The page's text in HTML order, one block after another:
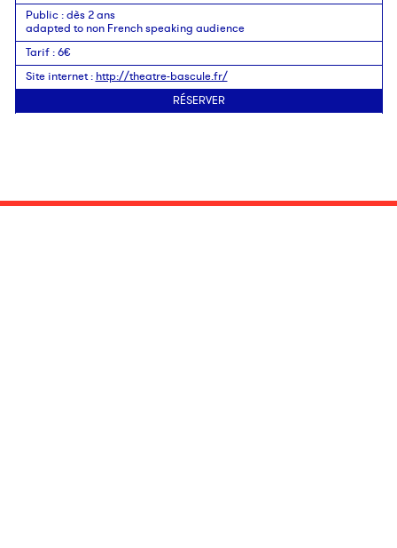
Public:dès 2 ans
adapted to non French speaking audience
Tarif:6€
Site internet: http://theatre-bascule.fr/
RÉSERVER